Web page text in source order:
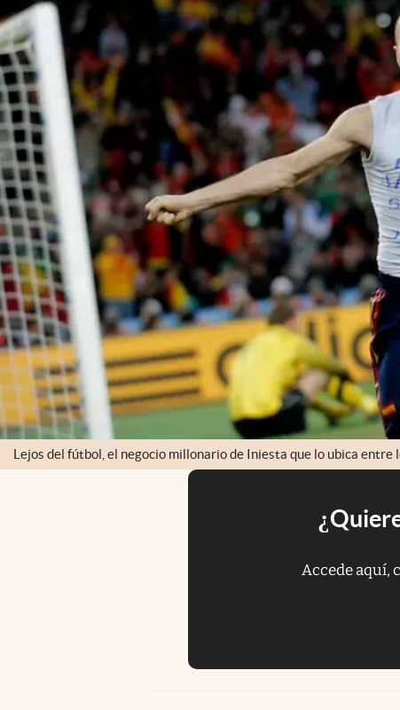
Lejos del fútbol, el negocio millonario de Iniesta que lo ubica entre
Accede aquí,